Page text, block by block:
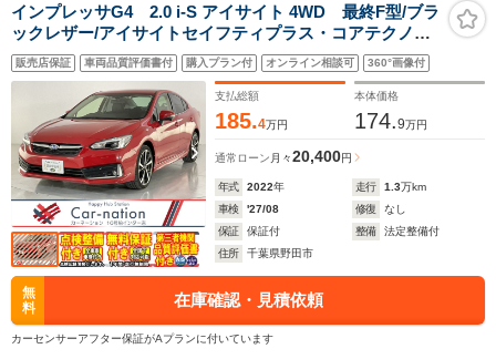
インプレッサG4 2.0 i-S アイサイト 4WD 最終F型/ブラ
ックレザー/アイサイトセイフティプラス・コアテクノロ
ジー/アダプティブドライビングビーム/前席パワーシー
ト・シートヒーター/F・S・Bカメラ/純正Panasonicナビ/
ブルーレイ再生/ETC2.0/ドラレコ
販売店保証 車両品質評価書付 購入プラン付 オンライン相談可 360°画像付
支払総額
185.4万円
本体価格
174.9万円
通常ローン 月々20,400円
年式 2022年 走行 1.3万km
車検
'27/08 修復
なし
保証
保証付 整備
法定整備付
住所
千葉県野田市
無
料
在庫確認・見積依頼
カーセンサーアフター保証がAプランに付いています